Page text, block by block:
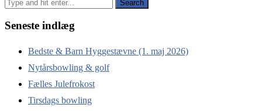
Seneste indlæg
Bedste & Barn Hyggestævne (1. maj 2026)
Nytårsbowling & golf
Fælles Julefrokost
Tirsdags bowling